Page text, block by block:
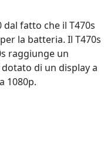
fatto che il T470s
la batteria. Il T470s
raggiunge un
dotato di un display a
1080p.